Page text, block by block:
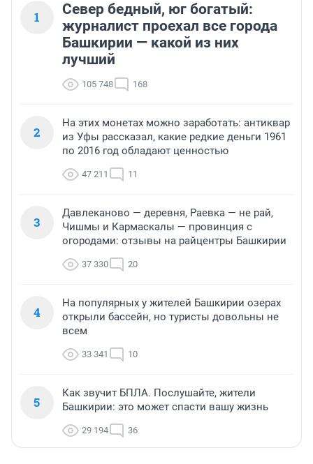
1
Север бедный, юг богатый:
журналист проехал все города
Башкирии — какой из них
лучший
105 748 168
2
На этих монетах можно заработать: антиквар
из Уфы рассказал, какие редкие деньги 1961
по 2016 год обладают ценностью
47 211 11
3
Давлеканово — деревня, Раевка — не рай,
Чишмы и Кармаскалы — провинция с
огородами: отзывы на райцентры Башкирии
37 330 20
4
На популярных у жителей Башкирии озерах
открыли бассейн, но туристы довольны не
всем
33 341 10
5
Как звучит БПЛА. Послушайте, жители
Башкирии: это может спасти вашу жизнь
29 194 36